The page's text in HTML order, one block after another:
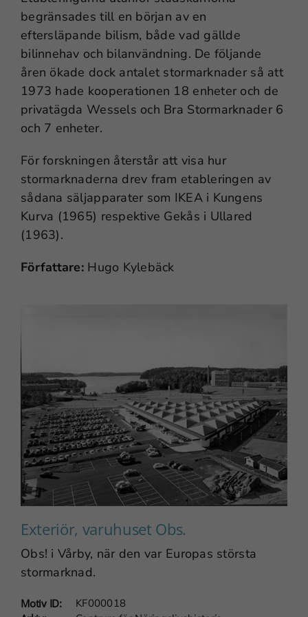
begränsades till en början av en
eftersläpande bilism, både vad gällde
bilinnehav och bilanvändning. De följande
åren ökade dock antalet stormarknader så att
1973 hade kooperationen 18 enheter och de
privatägda Wessels och Bra Stormarknader 6
och 7 enheter.
För forskningen återstår att visa hur
stormarknaderna drev fram etableringen av
sådana säljapparater som IKEA i Kungens
Kurva (1965) respektive Gekås i Ullared
(1963).
Författare:Hugo Kylebäck
Exteriör, varuhuset Obs.
Obs! i Vårby, när den var Europas största
stormarknad.
Motiv ID:
KF000018
Nödvändiga
cookies går